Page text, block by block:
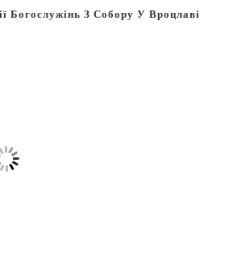
Богослужінь З Собору У Вроцлаві